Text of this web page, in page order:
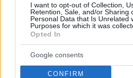
I want to opt-out of Collection,
Retention, Sale, and/or Sharing
Personal Data that Is Unrelated
Purposes for which it was
Opted In
Google consents
CONFIRM